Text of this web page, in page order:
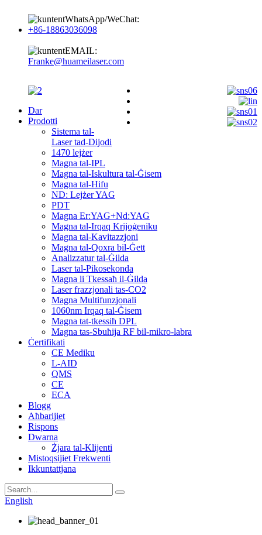
WhatsApp/WeChat:
+86-18863036098
EMAIL:
Franke@huameilaser.com
Dar
Prodotti
Sistema tal-
Laser tad-Dijodi
1470 lejżer
Magna tal-IPL
Magna tal-Iskultura tal-Ġisem
Magna tal-Hifu
ND: Lejżer YAG
PDT
Magna Er:YAG+Nd:YAG
Magna tal-Irqaq Krijoġeniku
Magna tal-Kavitazzjoni
Magna tal-Qoxra bil-Ġett
Analizzatur tal-Ġilda
Laser tal-Pikosekonda
Magna li Tkessaħ il-Ġilda
Laser frazzjonali tas-CO2
Magna Multifunzjonali
1060nm Irqaq tal-Ġisem
Magna tat-tkessiħ DPL
Magna tas-Sbuħija RF bil-mikro-labra
Ċertifikati
CE Mediku
L-AID
QMS
CE
ECA
Blogg
Aħbarijiet
Rispons
Dwarna
Żjara tal-Klijenti
Mistoqsijiet Frekwenti
Ikkuntattjana
English